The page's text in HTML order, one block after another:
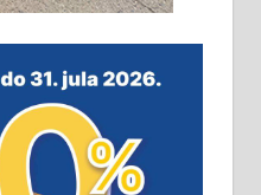
Рудник
20
Услови: